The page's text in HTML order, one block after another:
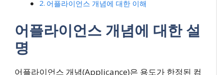
어플라이언스 개념에 대한 이해
어플라이언스 개념에 대한 설
명
어플라이언스 개념(Applicance)은 용도가 한정된 컴